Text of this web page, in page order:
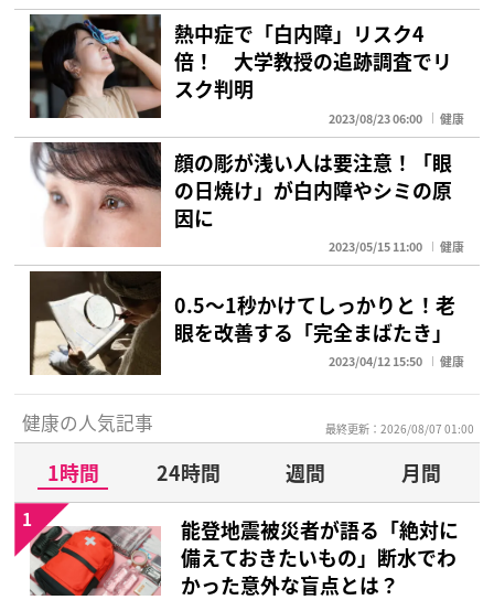
熱中症で「白内障」リスク4
倍！ 大学教授の追跡調査でリ
スク判明
2023/08/23 06:00 健康
顔の彫が浅い人は要注意！「眼
の日焼け」が白内障やシミの原
因に
2023/05/15 11:00 健康
0.5～1秒かけてしっかりと！老
眼を改善する「完全まばたき」
2023/04/12 15:50 健康
健康の人気記事 最終更新：2026/08/07 01:00
1時間 24時間 週間
月間
能登地震被災者が語る「絶対に
備えておきたいもの」断水でわ
かった意外な盲点とは？
1